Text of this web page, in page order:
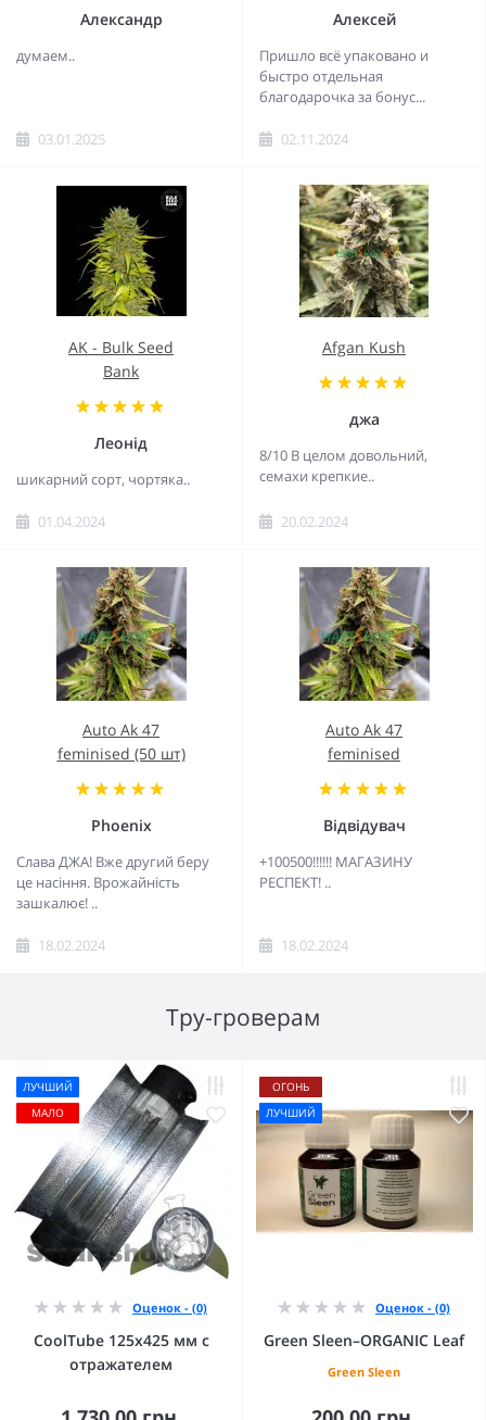
Александр
думаем..
03.01.2025
Алексей
Пришло всё упаковано и
быстро отдельная
благодарочка за бонус...
02.11.2024
AK - Bulk Seed
Bank
Леонід
шикарний сорт, чортяка..
01.04.2024
Afgan Kush
джа
8/10 В целом довольний,
семахи крепкие..
20.02.2024
Auto Ak 47
feminised (50 шт)
Phoenix
Слава ДЖА! Вже другий беру
це насіння. Врожайність
зашкалює! ..
18.02.2024
Auto Ak 47
feminised
Відвідувач
+100500!!!!!! МАГАЗИНУ
РЕСПЕКТ! ..
18.02.2024
Тру-гроверам
ЛУЧШИЙ
МАЛО
Оценок - (0)
CoolTube 125х425 мм с
отражателем
ОГОНЬ
ЛУЧШИЙ
Оценок - (0)
Green Sleen–ORGANIC Leaf
Green Sleen